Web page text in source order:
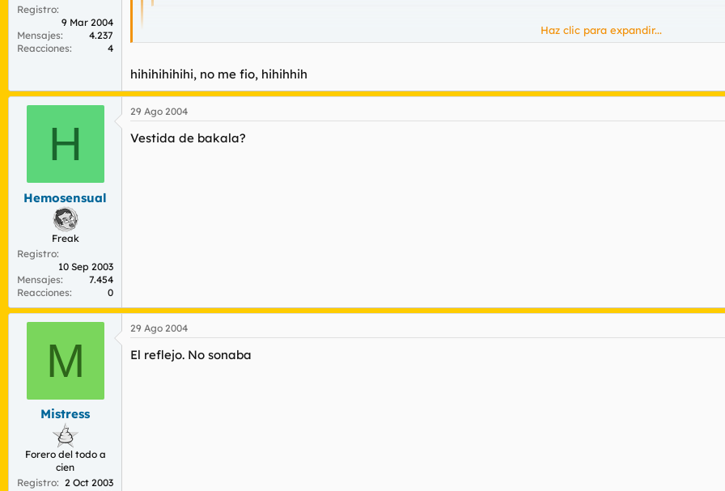
Registro
9 Mar 2004
Mensajes
4.237
Reacciones
4
Haz clic para expandir...
Gondios me estoy dejando una pasta. Gracias patri, enseñame una teta XD
Haz clic para expandir...
hihihihihihi, no me fio, hihihhih
H
Hemosensual
Freak
Registro
10 Sep 2003
Mensajes
7.454
Reacciones
0
29 Ago 2004
Vestida de bakala?
M
Mistress
Forero del todo a
cien
Registro
2 Oct 2003
29 Ago 2004
El reflejo. No sonaba